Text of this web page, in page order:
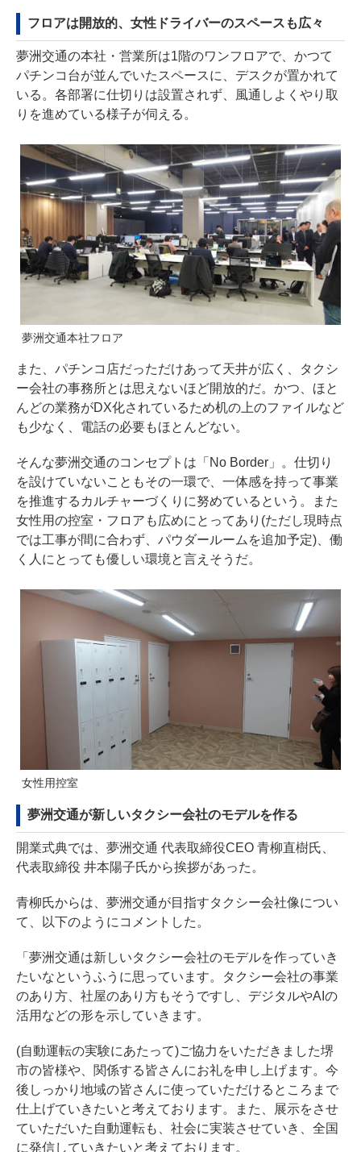
フロアは開放的、女性ドライバーのスペースも広々
夢洲交通の本社・営業所は1階のワンフロアで、かつて
パチンコ台が並んでいたスペースに、デスクが置かれて
いる。各部署に仕切りは設置されず、風通しよくやり取
りを進めている様子が伺える。
夢洲交通本社フロア
また、パチンコ店だっただけあって天井が広く、タクシ
ー会社の事務所とは思えないほど開放的だ。かつ、ほと
んどの業務がDX化されているため机の上のファイルなど
も少なく、電話の必要もほとんどない。
そんな夢洲交通のコンセプトは「No Border」。仕切り
を設けていないこともその一環で、一体感を持って事業
を推進するカルチャーづくりに努めているという。また
女性用の控室・フロアも広めにとってあり(ただし現時点
では工事が間に合わず、パウダールームを追加予定)、働
く人にとっても優しい環境と言えそうだ。
女性用控室
夢洲交通が新しいタクシー会社のモデルを作る
開業式典では、夢洲交通 代表取締役CEO 青柳直樹氏、
代表取締役 井本陽子氏から挨拶があった。
青柳氏からは、夢洲交通が目指すタクシー会社像につい
て、以下のようにコメントした。
「夢洲交通は新しいタクシー会社のモデルを作っていき
たいなというふうに思っています。タクシー会社の事業
のあり方、社屋のあり方もそうですし、デジタルやAIの
活用などの形を示していきます。
(自動運転の実験にあたって)ご協力をいただきました堺
市の皆様や、関係する皆さんにお礼を申し上げます。今
後しっかり地域の皆さんに使っていただけるところまで
仕上げていきたいと考えております。また、展示をさせ
ていただいた自動運転も、社会に実装させていき、全国
に発信していきたいと考えております。